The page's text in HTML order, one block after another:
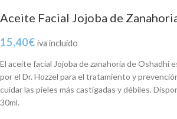
Aceite Facial Jojoba de
15,40€ iva incluido
El aceite facial Jojoba de zanahoria de Oshadhi
por el Dr. Hozzel para el tratamiento y
cuidar las pieles más castigadas y débiles.
30ml.